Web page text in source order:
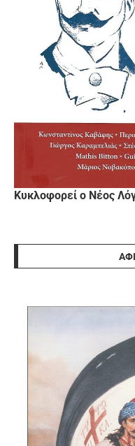
Κυκλοφορεί ο Νέος